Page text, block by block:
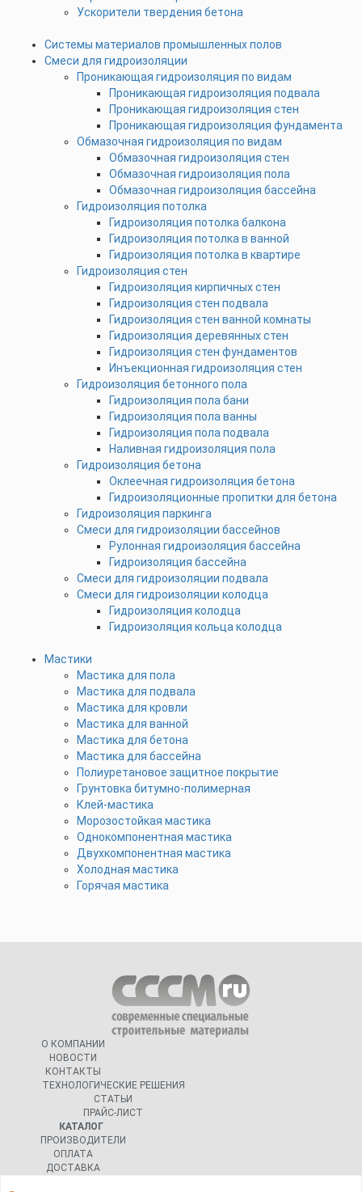
Ускорители твердения бетона
Системы материалов промышленных полов
Смеси для гидроизоляции
Проникающая гидроизоляция по видам
Проникающая гидроизоляция подвала
Проникающая гидроизоляция стен
Проникающая гидроизоляция фундамента
Обмазочная гидроизоляция по видам
Обмазочная гидроизоляция стен
Обмазочная гидроизоляция пола
Обмазочная гидроизоляция бассейна
Гидроизоляция потолка
Гидроизоляция потолка балкона
Гидроизоляция потолка в ванной
Гидроизоляция потолка в квартире
Гидроизоляция стен
Гидроизоляция кирпичных стен
Гидроизоляция стен подвала
Гидроизоляция стен ванной комнаты
Гидроизоляция деревянных стен
Гидроизоляция стен фундаментов
Инъекционная гидроизоляция стен
Гидроизоляция бетонного пола
Гидроизоляция пола бани
Гидроизоляция пола ванны
Гидроизоляция пола подвала
Наливная гидроизоляция пола
Гидроизоляция бетона
Оклеечная гидроизоляция бетона
Гидроизоляционные пропитки для бетона
Гидроизоляция паркинга
Смеси для гидроизоляции бассейнов
Рулонная гидроизоляция бассейна
Гидроизоляция бассейна
Смеси для гидроизоляции подвала
Смеси для гидроизоляции колодца
Гидроизоляция колодца
Гидроизоляция кольца колодца
Мастики
Мастика для пола
Мастика для подвала
Мастика для кровли
Мастика для ванной
Мастика для бетона
Мастика для бассейна
Полиуретановое защитное покрытие
Грунтовка битумно-полимерная
Клей-мастика
Морозостойкая мастика
Однокомпонентная мастика
Двухкомпонентная мастика
Холодная мастика
Горячая мастика
О КОМПАНИИ
НОВОСТИ
КОНТАКТЫ
ТЕХНОЛОГИЧЕСКИЕ РЕШЕНИЯ
СТАТЬИ
ПРАЙС-ЛИСТ
КАТАЛОГ
ПРОИЗВОДИТЕЛИ
ОПЛАТА
ДОСТАВКА